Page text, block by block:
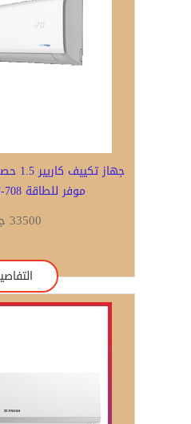
جهاز
موفر للطاقة 53QHC12DN-708
33500 جنيه